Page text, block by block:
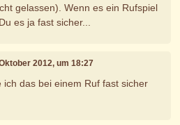
gelassen). Wenn es ein Rufspiel
es ja fast sicher...
2012, um 18:27
ich das bei einem Ruf fast sicher